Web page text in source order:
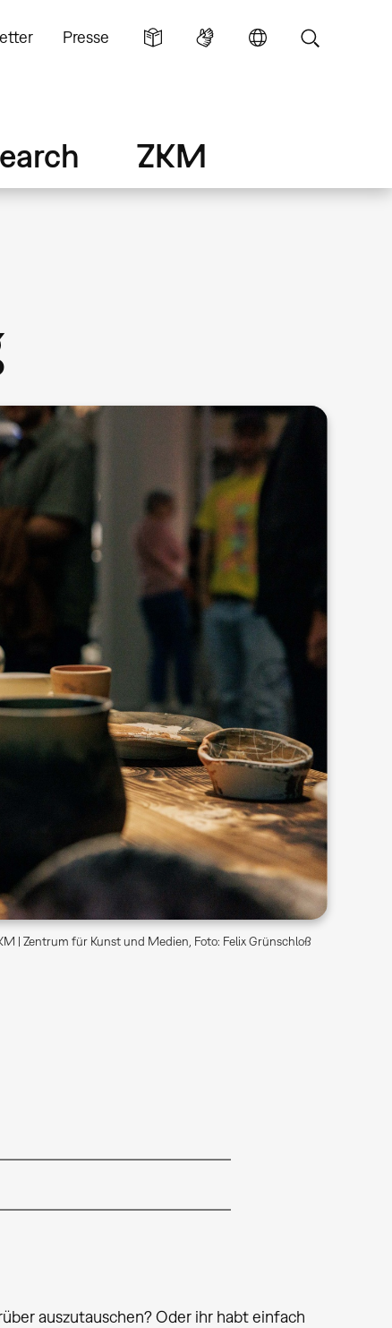
Presse
ZKM
| Zentrum für Kunst und Medien, Foto: Felix Grünschloß
auszutauschen? Oder ihr habt einfach